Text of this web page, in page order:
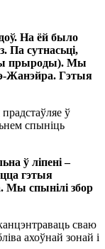
На ёй было
Па сутнасьці,
прыроды). Мы
Жанэйра. Гэтыя
ў
спыніць
ў ліпені –
гэтыя
Мы спынілі збор
сваю
ахоўнай зонай і